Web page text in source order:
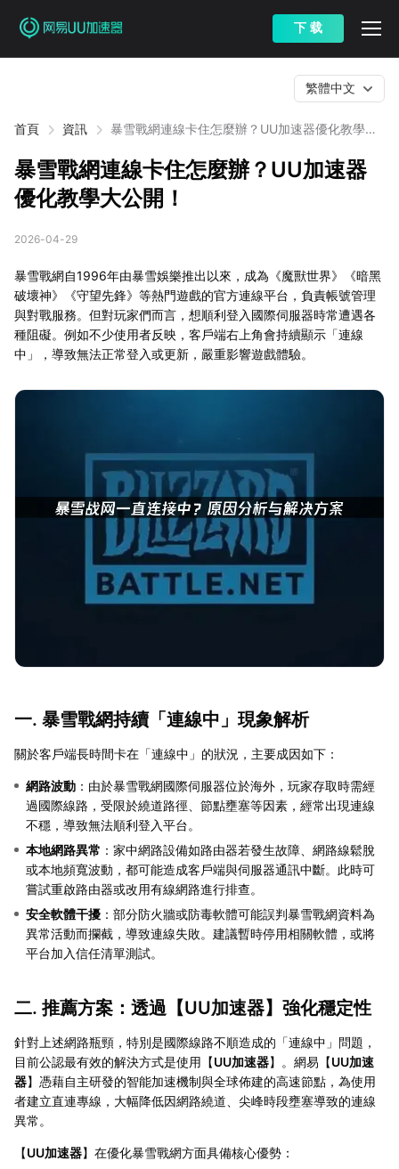
下 载
首頁 資訊
暴雪戰網連線卡住怎麼辦？UU加速器優化教學大
繁體中文
暴雪戰網連線卡住怎麼辦？UU加速器
優化教學大公開！
2026-04-29
暴雪戰網自1996年由暴雪娛樂推出以來，成為《魔獸世界》《暗黑
破壞神》《守望先鋒》等熱門遊戲的官方連線平台，負責帳號管理
與對戰服務。但對玩家們而言，想順利登入國際伺服器時常遭遇各
種阻礙。例如不少使用者反映，客戶端右上角會持續顯示「連線
中」，導致無法正常登入或更新，嚴重影響遊戲體驗。
一. 暴雪戰網持續「連線中」現象解析
關於客戶端長時間卡在「連線中」的狀況，主要成因如下：
網路波動 ：由於暴雪戰網國際伺服器位於海外，玩家存取時需經
過國際線路，受限於繞道路徑、節點壅塞等因素，經常出現連線
不穩，導致無法順利登入平台。
本地網路異常 ：家中網路設備如路由器若發生故障、網路線鬆脫
或本地頻寬波動，都可能造成客戶端與伺服器通訊中斷。此時可
嘗試重啟路由器或改用有線網路進行排查。
安全軟體干擾 ：部分防火牆或防毒軟體可能誤判暴雪戰網資料為
異常活動而攔截，導致連線失敗。建議暫時停用相關軟體，或將
平台加入信任清單測試。
二. 推薦方案：透過【UU加速器】強化穩定性
針對上述網路瓶頸，特別是國際線路不順造成的「連線中」問題，
目前公認最有效的解決方式是使用【UU加速器】。網易【UU加速
器】憑藉自主研發的智能加速機制與全球佈建的高速節點，為使用
者建立直連專線，大幅降低因網路繞道、尖峰時段壅塞導致的連線
異常。
【UU加速器】在優化暴雪戰網方面具備核心優勢：